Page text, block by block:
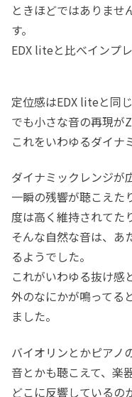
ときほどではありませ
す。
EDX liteと比べインプレ
定位感はEDX liteと同じ
でも小さな音の再現が
これをいわゆるダイナ
ダイナミックレンジが
一瞬の残響が聴こえた
度は高く維持されてた
そんな自然な音は、あ
るようでした。
これがいわゆる抜け感
外のなにかが鳴ってる
ました。
バイオリンとかピアノ
音とかも聴こえて、楽
どこに反響しているの